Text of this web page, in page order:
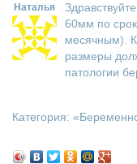
Наталья
60мм по
месячным).
размеры
патологии
Категория: «